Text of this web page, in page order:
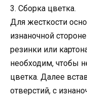
3. Сборка цветка.
Для жесткости
изнаночной
резинки или
необходим, чтобы
цветка. Далее
отверстий, с